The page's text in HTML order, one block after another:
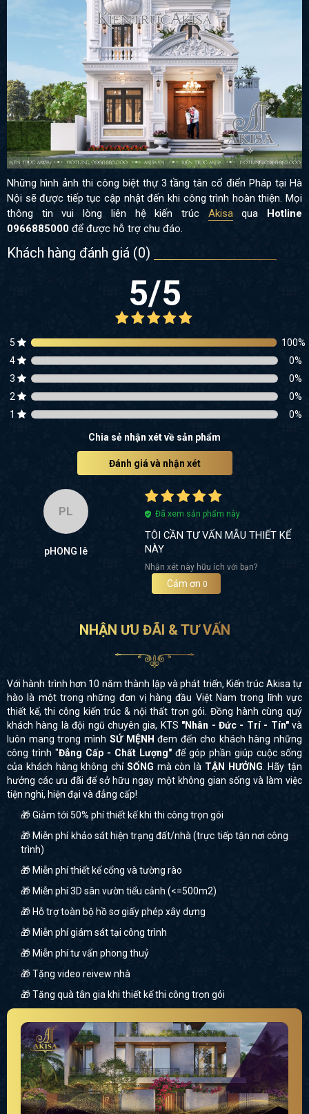
Những hình ảnh thi công biệt thự 3 tầng tân cổ điển Pháp tại Hà
Nội sẽ được tiếp tục cập nhật đến khi công trình hoàn thiện. Mọi
thông tin
vui lòng liên hệ kiến trúc Akisaqua Hotline
0966885000 để được hỗ trợ chu đáo.
Khách hàng đánh giá (0)
5/5
5 100%
4
0%
3
0%
2
0%
1
0%
Chia sẻ nhận xét về sản phẩm
Đánh giá và nhận xét
PL
pHONG lê
Đã xem sản phẩm này
TÔI CẦN TƯ VẤN MẪU THIẾT KẾ
NÀY
Nhận xét này hữu ích với bạn?
Cảm ơn 0
NHẬN ƯU ĐÃI & TƯ VẤN
Với hành trình hơn 10 năm thành lập và phát triển, Kiến trúc Akisa tự
hào là một trong những đơn vị hàng đầu Việt Nam trong lĩnh vực
thiết kế, thi công kiến trúc & nội thất trọn gói. Đồng hành cùng quý
khách hàng là đội ngũ chuyên gia, KTS "Nhân - Đức - Trí - Tín"và
luôn mang trong mình SỨ MỆNH đem đến cho khách hàng những
công trình "Đẳng Cấp - Chất Lượng" để góp phần giúp cuộc sống
của khách hàng không chỉ SỐNG mà còn là TẬN HƯỞNG . Hãy tận
hưởng các ưu đãi để sở hữu ngay một không gian sống và làm việc
tiện nghi, hiện đại và đẳng cấp!
🎁 Giảm tới 50% phí thiết kế khi thi công trọn gói
🎁 Miễn phí khảo sát hiện trạng đất/nhà (trực tiếp tận nơi công
trình)
🎁 Miễn phí thiết kế cổng và tường rào
🎁 Miễn phí 3D sân vườn tiểu cảnh (<=500m2)
🎁 Hỗ trợ toàn bộ hồ sơ giấy phép xây dựng
🎁 Miễn phí giám sát tại công trình
🎁 Miễn phí tư vấn phong thuỷ
🎁 Tặng video reivew nhà
🎁 Tặng quà tân gia khi thiết kế thi công trọn gói